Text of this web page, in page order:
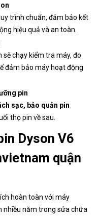
trình chuẩn, đảm bảo kết
hiệu quả và an toàn.
chạy kiểm tra máy, đo
đảm bảo máy hoạt động
pin
sạc, bảo quản pin
thọ pin về sau.
Dyson V6
quận
hoàn toàn với máy
nhiều năm trong sửa chữa